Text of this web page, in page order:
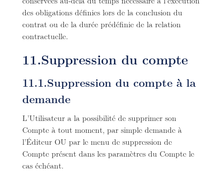
des obligations définies lors de la conclusion du
contrat ou de la durée prédéfinie de la relation
contractuelle.
11.Suppression du compte
11.1.Suppression du compte à la
demande
L’Utilisateur a la possibilité de supprimer son
Compte à tout moment, par simple demande à
l’Éditeur OU par le menu de suppression de
Compte présent dans les paramètres du Compte le
cas échéant.